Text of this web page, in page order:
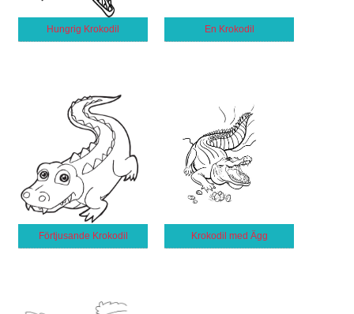
Hungrig Krokodil En Krokodil
Förtjusande Krokodil Krokodil med Ägg